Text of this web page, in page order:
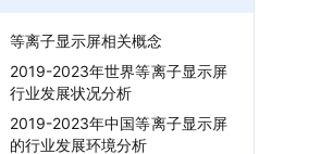
等离子显示屏相关概念
2019-2023年世界等离子显示屏
行业发展状况分析
2019-2023年中国等离子显示屏
的行业发展环境分析